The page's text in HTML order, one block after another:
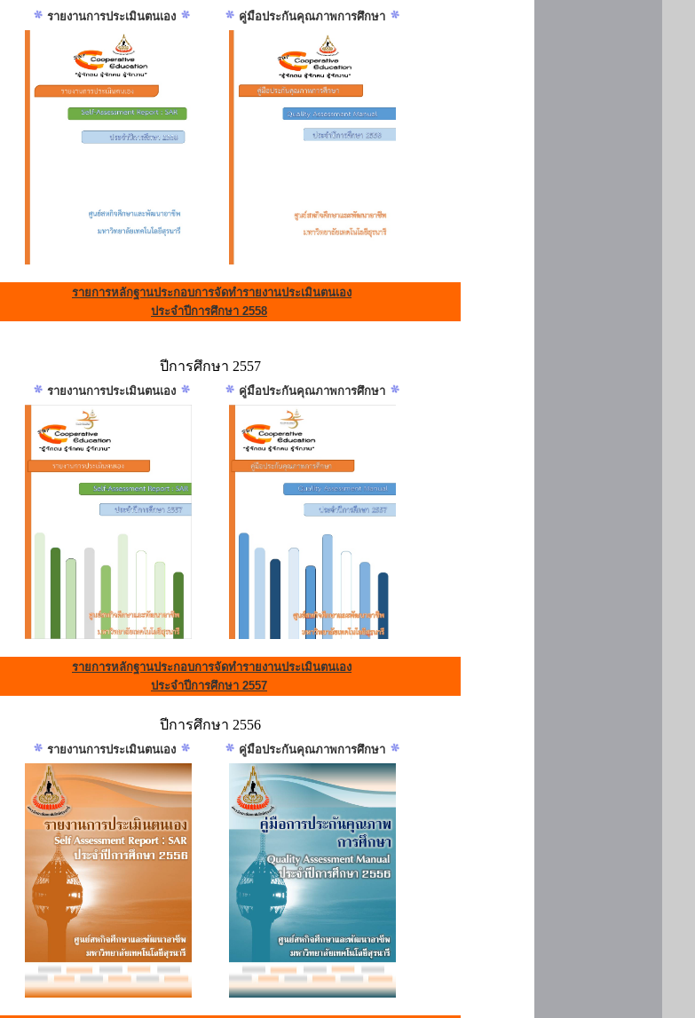
รายงานการประเมินตนเอง คู่มือประกันคุณภาพการศึกษา
รายการหลักฐานประกอบการจัดทำรายงานประเมินตนเอง
ประจำปีการศึกษา 2558
ปีการศึกษา 2557
รายงานการประเมินตนเอง คู่มือประกันคุณภาพการศึกษา
รายการหลักฐานประกอบการจัดทำรายงานประเมินตนเอง
ประจำปีการศึกษา 2557
ปีการศึกษา 2556
รายงานการประเมินตนเอง คู่มือประกันคุณภาพการศึกษา